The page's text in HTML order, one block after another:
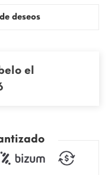
deseos
el